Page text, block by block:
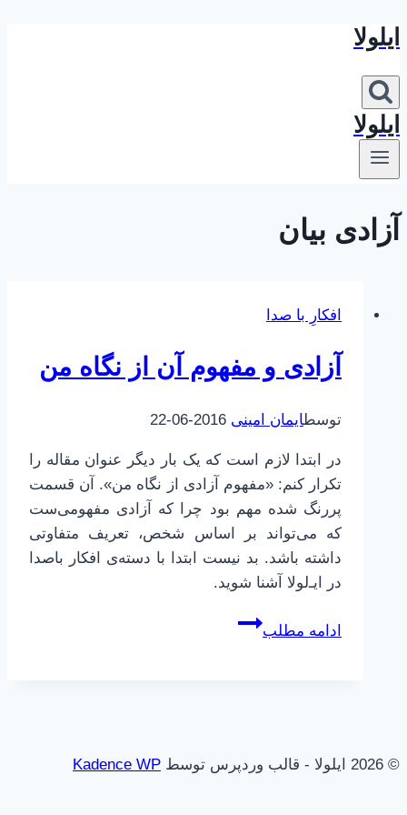
بازگشت
محتوا
ایلولا
ایلولا
آزادی بیان
افکارِ با صدا
آزادی و مفهوم آن از نگاه من
توسطایمان امینی 2016-06-22
در ابتدا لازم است که یک بار دیگر عنوان مقاله را
تکرار کنم: «مفهوم آزادی از نگاه من». آن قسمت
پررنگ شده مهم بود چرا که آزادی مفهومی‌ست
که می‌تواند بر اساس شخص، تعریف متفاوتی
داشته باشد. بد نیست ابتدا با دسته‌ی افکار باصدا
در ایـ‌لولا آشنا شوید.
ادامه مطلب
آزادی
من
© 2026 ایلولا - قالب وردپرس توسط Kadence WP